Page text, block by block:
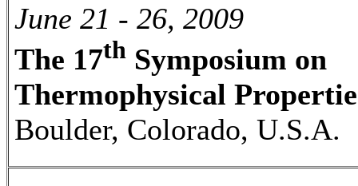
June 21 - 26, 2009
The 17th Symposium on
Thermophysical
Boulder, Colorado, U.S.A.